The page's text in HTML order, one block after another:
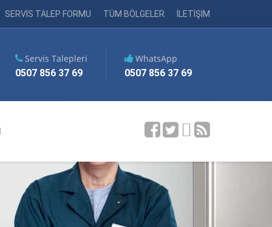
SERVİS TALEP FORMU TÜM BÖLGELER İLETİŞİM
Servis Talepleri
0507 856 37 69
WhatsApp
0507 856 37 69